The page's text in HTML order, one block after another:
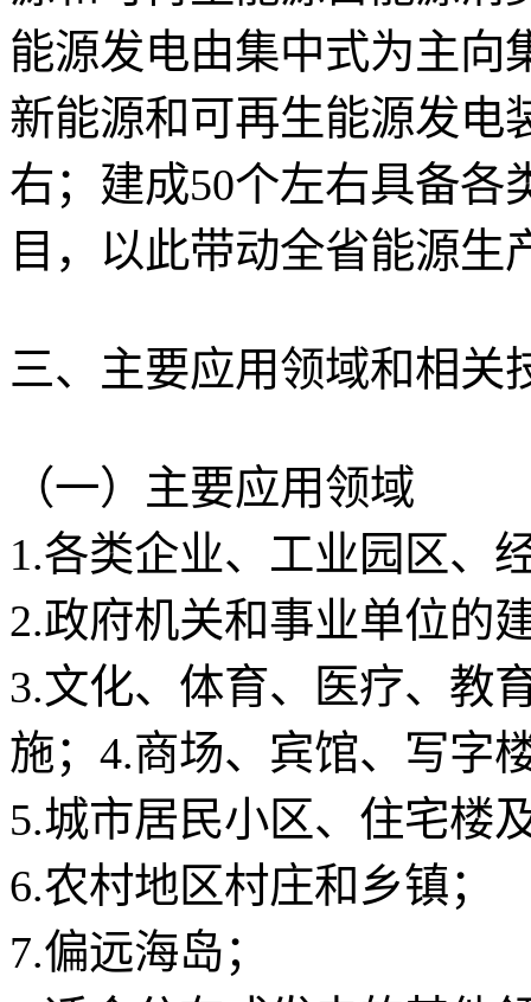
能源发电由集中式为主向
新能源和可再生能源发电
右；建成50个左右具备各
目，以此带动全省能源生
三、主要应用领域和相关
（一）主要应用领域
1.各类企业、工业园区、
2.政府机关和事业单位的
3.文化、体育、医疗、教
施；4.商场、宾馆、写字
5.城市居民小区、住宅楼
6.农村地区村庄和乡镇；
7.偏远海岛；